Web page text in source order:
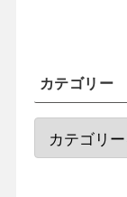
カテゴリー